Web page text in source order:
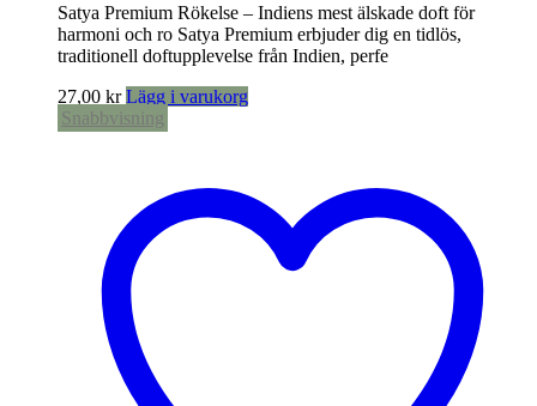
Satya Premium Rökelse – Indiens mest älskade doft för
harmoni och ro Satya Premium erbjuder dig en tidlös,
traditionell doftupplevelse från Indien, perfe
27,00 kr Lägg i varukorg
Snabbvisning